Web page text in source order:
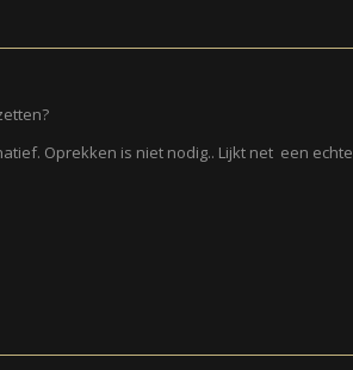
Oprekken is niet nodig.. Lijkt net een echte